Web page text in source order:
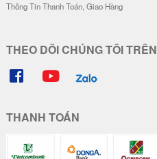
Thông Tin Thanh Toán, Giao Hàng
THEO DÕI CHÚNG TÔI TRÊN
THANH TOÁN